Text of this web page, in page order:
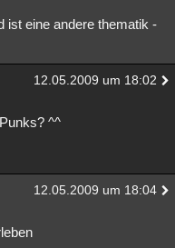
ist eine andere thematik -
12.05.2009 um 18:02
^^
12.05.2009 um 18:04